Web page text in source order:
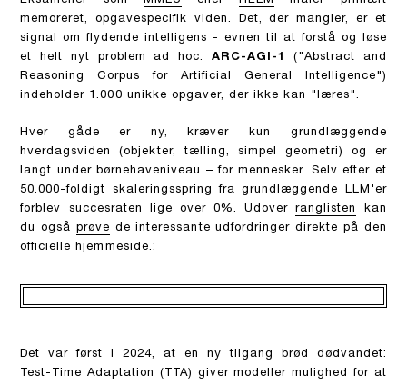
memoreret, opgavespecifik viden. Det, der mangler, er et
signal om flydende intelligens - evnen til at forstå og løse
et helt nyt problem ad hoc. ARC-AGI-1
("Abstract and
Reasoning Corpus for Artificial General Intelligence")
indeholder 1.000 unikke opgaver, der ikke kan "læres".
Hver gåde er ny, kræver kun grundlæggende
hverdagsviden (objekter, tælling, simpel geometri) og er
langt under børnehaveniveau – for mennesker. Selv efter et
50.000-foldigt skaleringsspring fra grundlæggende LLM'er
forblev succesraten lige over 0%. Udoverranglisten
kan
du også
prøve de interessante udfordringer direkte på den
officielle hjemmeside.:
Det var først i 2024, at en ny tilgang brød dødvandet:
Test-Time Adaptation (TTA) giver modeller mulighed for at